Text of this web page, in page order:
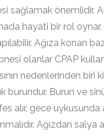
sağlamak önemlidir.
hayati bir rol oynar.
Ağıza konan
olanlar CPAP
nedenlerinden biri
burundur. Burun ve
gece uykusunda
Ağızdan